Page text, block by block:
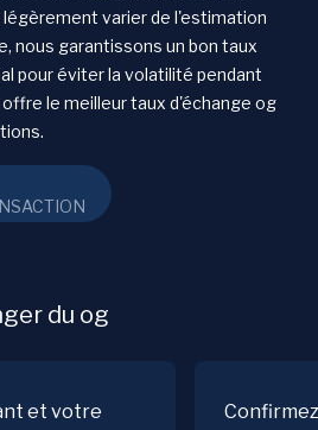
varier de l'estimation
nous garantissons un bon taux
pour éviter la volatilité pendant
le meilleur taux d'échange og
du og
et votre